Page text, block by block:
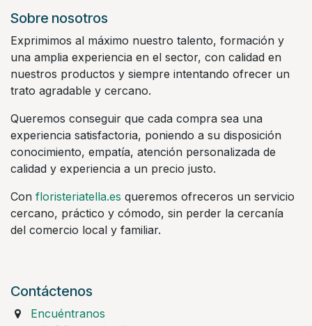
Sobre nosotros
Exprimimos al máximo nuestro talento, formación y
una amplia experiencia en el sector, con calidad en
nuestros productos y siempre intentando ofrecer un
trato agradable y cercano.
Queremos conseguir que cada compra sea una
experiencia satisfactoria, poniendo a su disposición
conocimiento, empatía, atención personalizada de
calidad y experiencia a un precio justo.
Con floristeriatella.es queremos ofreceros un servicio
cercano, práctico y cómodo, sin perder la cercanía
del comercio local y familiar.
Contáctenos
Encuéntranos